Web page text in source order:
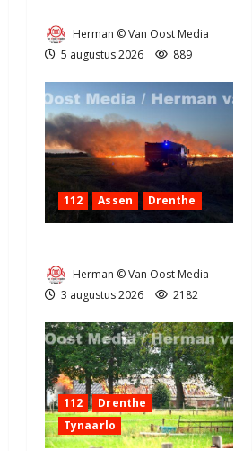
Herman © Van Oost Media
5 augustus 2026
889
112 Assen Drenthe
Herman © Van Oost Media
3 augustus 2026
2182
112
Drenthe
Tynaarlo